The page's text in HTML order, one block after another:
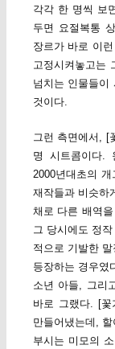
각각 한 명씩 보
두면 요절복통
장르가 바로 이
고정시켜놓고는
넘치는 인물들이
것이다.
그런 측면에서, [
명 시트콤이다.
2000년대초의
재작들과 비슷하
채로 다른 배역
그 당시에도 정
적으로 기발한
등장하는 경우였
소년 아들, 그리
바로 그랬다. [
만들어냈는데,
부시는 미모의